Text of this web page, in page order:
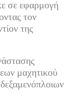
σε εφαρμογή
τον
της
μαχητικού